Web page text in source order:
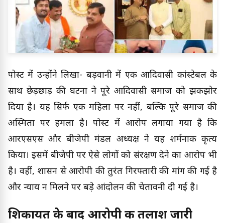
पोस्ट में उन्होंने लिखा- बड़वानी में एक आदिवासी कांस्टेबल के
साथ छेड़छाड़ की घटना ने पूरे आदिवासी समाज को झकझोर
दिया है। यह सिर्फ एक महिला पर नहीं, बल्कि पूरे समाज की
अस्मिता पर हमला है। पोस्ट में आरोप लगाया गया है कि
आरएसएस और बीजेपी मंडल अध्यक्ष ने यह शर्मनाक कृत्य
किया। इसमें बीजेपी पर ऐसे लोगों को संरक्षण देने का आरोप भी
है। वहीं, प्रशासन से आरोपी की तुरंत गिरफ्तारी की मांग की गई है
और न्याय न मिलने पर बड़े आंदोलन की चेतावनी दी गई है।
शिकायत के बाद आरोपी की तलाश जारी